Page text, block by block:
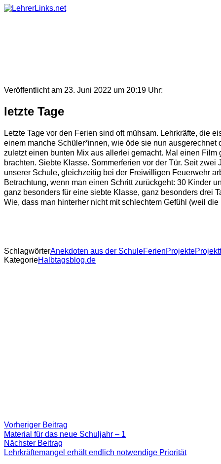
Skip
Veröffentlicht am 23. Juni 2022 um 20:19 Uhr:
letzte Tage
Letzte Tage vor den Ferien sind oft mühsam. Lehrkräfte, die
einem manche Schüler*innen, wie öde sie nun
zuletzt einen bunten Mix aus allerlei gemacht. Mal einen
brachten. Siebte Klasse. Sommerferien vor der Tür. Seit
unserer Schule, gleichzeitig bei der Freiwilligen Feuerwehr
Betrachtung, wenn man einen Schritt zurückgeht: 30 Kinder
ganz besonders für eine siebte Klasse, ganz besonders drei
Wie, dass man hinterher nicht mit schlechtem Gefühl (weil
SchlagwörterAnekdoten aus der SchuleFerienProjekte
KategorieHalbtagsblog.de
Beitragsnavigation
Vorheriger Beitrag
Beitrag:
Material für das neue Schuljahr – 1
Nächster Beitrag
Beitrag
Lehrkräftemangel erhält endlich notwendige Priorität